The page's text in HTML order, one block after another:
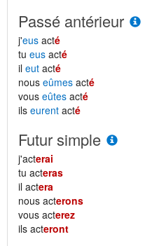
Passé antérieur
j'eus acté
tu eus acté
il eut acté
nous eûmes acté
vous eûtes acté
ils eurent acté
Futur simple
j'acterai
tu acteras
il actera
nous acterons
vous acterez
ils acteront